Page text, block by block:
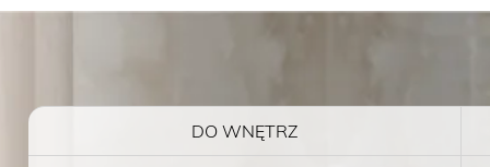
DO WNĘTRZ